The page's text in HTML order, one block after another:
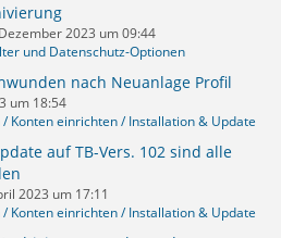
2023 um 09:44
und Datenschutz-Optionen
nach Neuanlage Profil
um 18:54
Konten einrichten / Installation & Update
auf TB-Vers. 102 sind alle
2023 um 17:11
Konten einrichten / Installation & Update